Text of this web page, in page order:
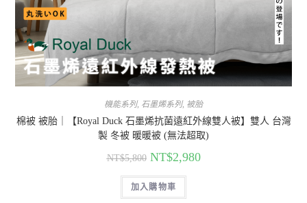
機能系列, 石墨烯系列, 被胎
棉被 被胎｜【Royal Duck 石墨烯抗菌遠紅外線雙人被】雙人 台灣
製 冬被 暖暖被 (無法超取)
NT$5,800 NT$2,980
加入購物車